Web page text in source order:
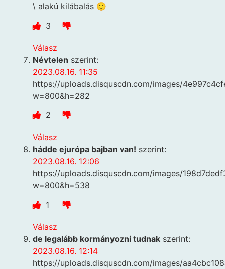
\ alakú kilábalás 🙂
3
Válasz
Névtelen szerint:
2023.08.16. 11:35
https://uploads.disquscdn.com/images/
w=800&h=282
2
Válasz
hádde ejurópa bajban van! szerint:
2023.08.16. 12:06
https://uploads.disquscdn.com/images/
w=800&h=538
1
Válasz
de legalább kormányozni tudnak szerint:
2023.08.16. 12:14
https://uploads.disquscdn.com/images/